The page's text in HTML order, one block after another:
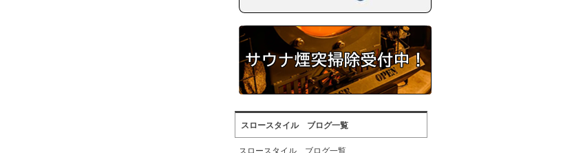
スロースタイル ブログ一覧
スロースタイル ブログ一覧